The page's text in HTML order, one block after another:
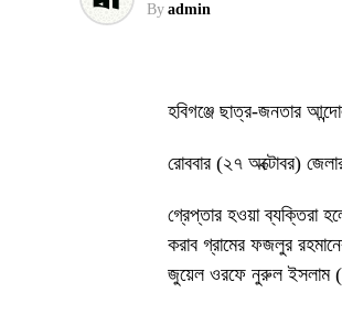
By admin
হবিগঞ্জে ছাত্র-জনতার
রোববার (২৭ অক্টোবর)
গ্রেপ্তার হওয়া ব্যক্তিরা
করাব গ্রামের ফজলুর
জুয়েল ওরফে নুরুল ইসলাম